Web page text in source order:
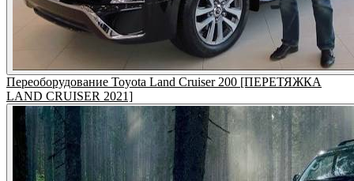
Переоборудование Toyota Land Cruiser 200 [ПЕРЕТЯЖКА
LAND CRUISER 2021]